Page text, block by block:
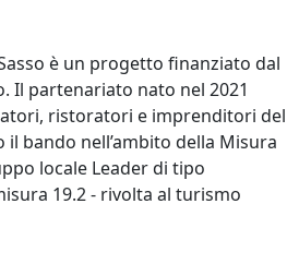
è un progetto finanziato dal
Il partenariato nato nel 2021
ristoratori e imprenditori del
bando nell’ambito della Misura
locale Leader di tipo
19.2 - rivolta al turismo